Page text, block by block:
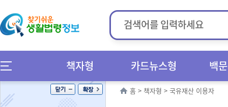
책자형 카드뉴스형 백
홈 > 책자형 > 국유재산 이용자